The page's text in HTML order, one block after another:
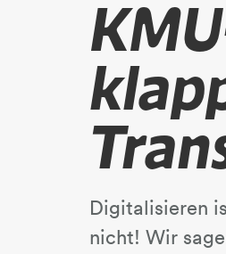
Digitalisieren
nicht! Wir